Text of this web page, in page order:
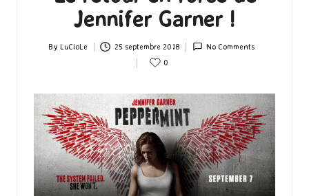
Jennifer Garner !
Posted
By LuCioLe 25 septembre 2018
No Comments
0